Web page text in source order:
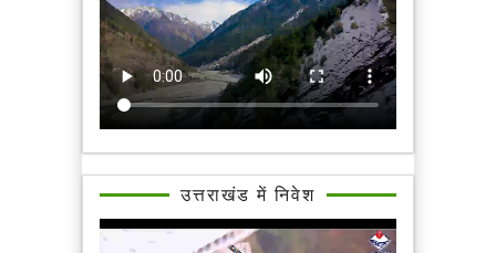
उत्तराखंड में निवेश